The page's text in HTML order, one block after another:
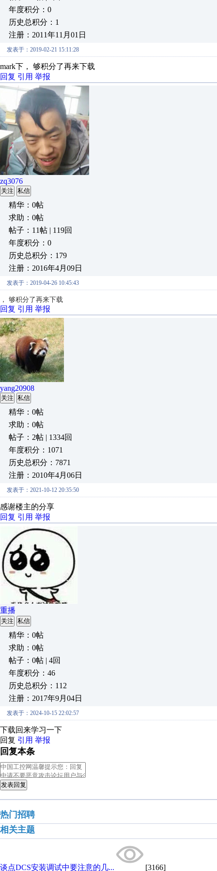
年度积分：0
历史总积分：1
注册：2011年11月01日
发表于：2019-02-21 15:11:28
mark下， 够积分了再来下载
回复 引用 举报
zq3076
关注 私信
精华：0帖
求助：0帖
帖子：11帖 | 119回
年度积分：0
历史总积分：179
注册：2016年4月09日
发表于：2019-04-26 10:45:43
， 够积分了再来下载
回复 引用 举报
yang20908
关注 私信
精华：0帖
求助：0帖
帖子：2帖 | 1334回
年度积分：1071
历史总积分：7871
注册：2010年4月06日
发表于：2021-10-12 20:35:50
感谢楼主的分享
回复 引用 举报
重播
关注 私信
精华：0帖
求助：0帖
帖子：0帖 | 4回
年度积分：46
历史总积分：112
注册：2017年9月04日
发表于：2024-10-15 22:02:57
下载回来学习一下
回复 引用 举报
回复本条
发表回复
热门招聘
相关主题
谈点DCS安装调试中要注意的几... [3166]